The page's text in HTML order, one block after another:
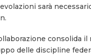
sarà
consolida
delle discipline